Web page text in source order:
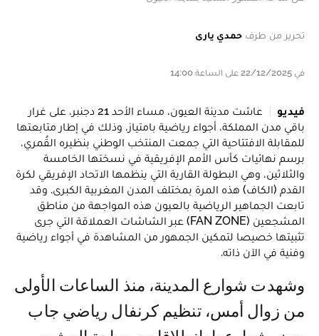
تحرير من طرف حمدي يارى
في 22/12/2025 على الساعة 14:00
فيديو
عاشت مدينة العيون، مساء الأحد 21 دجنبر، على غرار
باقي مدن المملكة، أجواء رياضية بامتياز، وذلك في إطار متابعتها
للمقابلة الافتتاحية التي جمعت المنتخب الوطني بنظيره القُمري،
برسم نهائيات كأس الأمم الإفريقية في نسختها الخامسة
والثلاثين، وهي البطولة القارية التي ينظمها الاتحاد الإفريقي لكرة
القدم (الكاف) هذه المرة بمختلف المدن المغربية الكبرى. وقد
تابعت الجماهير الرياضية بالعيون هذه المواجهة من مناطق
المشجعين (FAN ZONE) عبر الشاشات العملاقة التي جرى
تثبيتها خصيصا لتمكين الجمهور من المشاهدة في أجواء رياضية
وفنية في الآن ذاته.
وشهدت شوارع المدينة، منذ الساعات الأولى
من زوال أمس، تنظيم كرنفال رياضي جاب